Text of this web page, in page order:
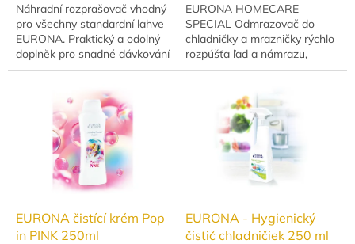
Náhradní rozprašovač vhodný
pro všechny standardní lahve
EURONA. Praktický a odolný
doplněk pro snadné dávkování
čisticích prostředků.
EURONA HOMECARE
SPECIAL Odmrazovač do
chladničky a mrazničky rýchlo
rozpúšťa ľad a námrazu,
uľahčuje odmrazovanie a
vnútorný priestor chladničky
EURONA čistící krém Pop
in PINK 250ml
EURONA - Hygienický
čistič chladničiek 250 ml